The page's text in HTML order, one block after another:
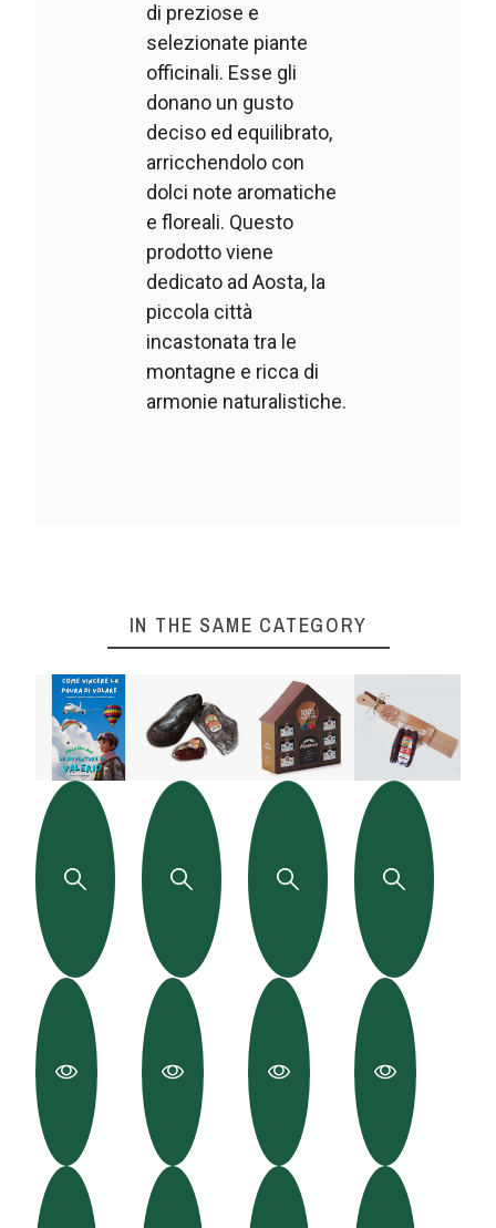
di preziose e
selezionate piante
officinali. Esse gli
donano un gusto
deciso ed equilibrato,
arricchendolo con
dolci note aromatiche
e floreali. Questo
prodotto viene
dedicato ad Aosta, la
piccola città
incastonata tra le
montagne e ricca di
armonie naturalistiche.
IN THE SAME CATEGORY